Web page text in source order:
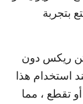
بتجربة
ريكس دون
استخدام هذا
تقطع ، مما